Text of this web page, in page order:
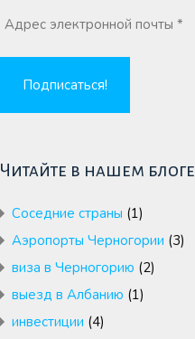
Читайте в нашем блоге
Cоседние страны (1)
Аэропорты Черногории (3)
виза в Черногорию (2)
выезд в Албанию (1)
инвестиции (4)